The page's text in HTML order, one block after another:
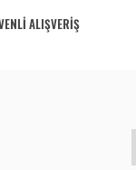
bozuk veya görüntülenemiyor.
ALIŞVERİŞ